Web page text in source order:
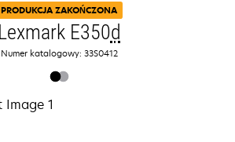
PRODUKCJA ZAKOŃCZONA
Lexmark E350d
Numer katalogowy: 33S0412